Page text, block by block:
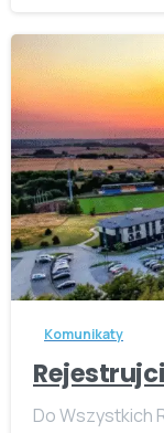
Komunikaty
Do Wszystkich